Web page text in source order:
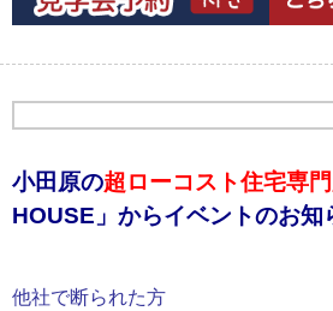
小田原の超ローコスト住宅専
HOUSE」からイベントのお
他社で断られた方